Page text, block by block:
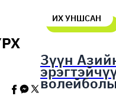
ИХ УНШСАН
Зүүн